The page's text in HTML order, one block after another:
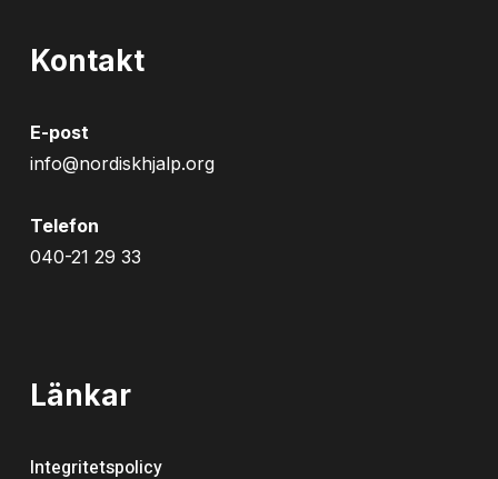
Kontakt
E-post
info@nordiskhjalp.org
Telefon
040-21 29 33
Länkar
Integritetspolicy